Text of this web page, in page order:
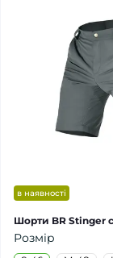
в наявності
Шорти BR Stinger
Розмір